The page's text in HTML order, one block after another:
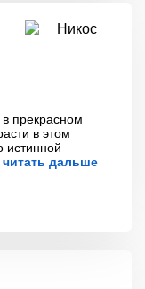
прекрасном
в этом
истинной
читать дальше